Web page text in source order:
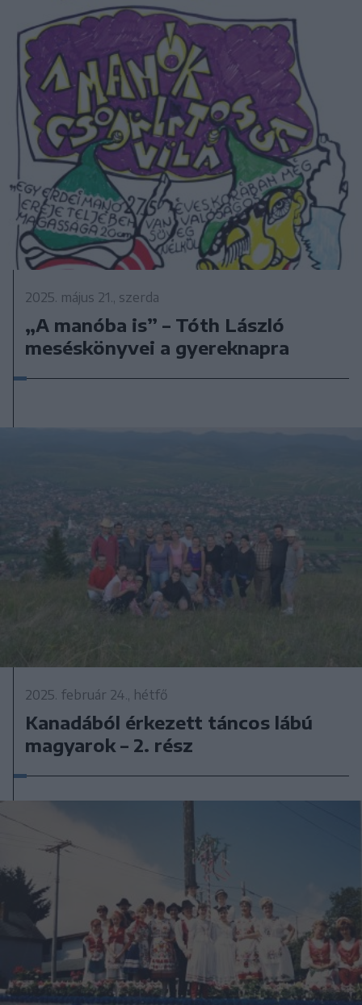
2025. május 21., szerda
„A manóba is” – Tóth László
meséskönyvei a gyereknapra
2025. február 24., hétfő
Kanadából érkezett táncos lábú
magyarok – 2. rész